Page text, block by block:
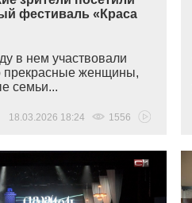
фестиваль «Краса
в нем участвовали
прекрасные женщины,
семьи...
18.03.2026 18:24 1556